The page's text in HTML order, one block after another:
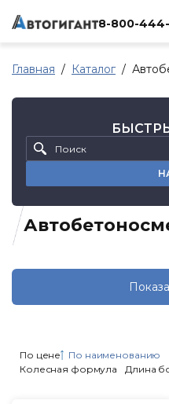
8-800-444-
Главная Каталог
По цене По наименованию
Колесная формула
Длина